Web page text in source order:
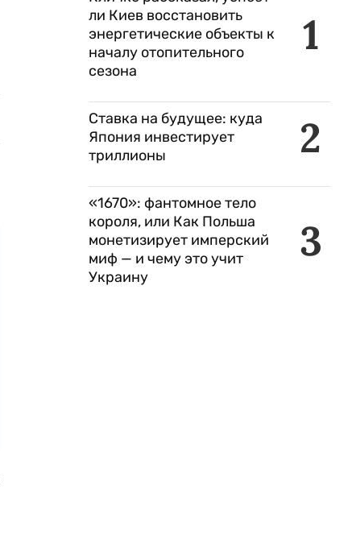
1
ли Киев восстановить
энергетические объекты к
началу отопительного
сезона
2
Ставка на будущее: куда
Япония инвестирует
триллионы
3
«1670»: фантомное тело
короля, или Как Польша
монетизирует имперский
миф — и чему это учит
Украину